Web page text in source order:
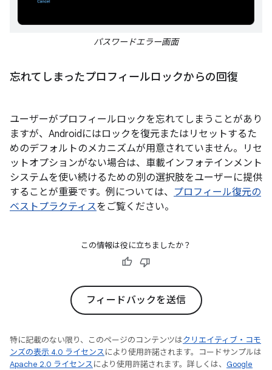
パスワードエラー画面
忘れてしまったプロフィールロックからの回復
ユーザーがプロフィールロックを忘れてしまうことがあり
ますが、Androidにはロックを復元またはリセットするた
めのデフォルトのメカニズムが用意されていません。リセ
ットオプションがない場合は、車載インフォテインメント
システムを使い続けるための別の選択肢をユーザーに提供
することが重要です。例については、 プロフィール復元の
ベストプラクティスをご覧ください。
この情報は役に立ちましたか？
フィードバックを送信
特に記載のない限り、このページのコンテンツはクリエイティブ・コモ
ンズの表示 4.0 ライセンスにより使用許諾されます。コードサンプルは
Apache 2.0 ライセンスにより使用許諾されます。詳しくは、 Google